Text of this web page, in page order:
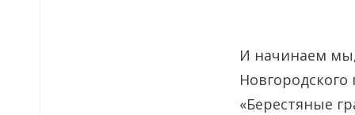
И начинаем
«Берестяные